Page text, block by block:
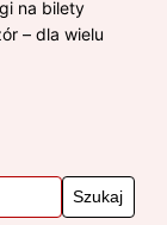
na bilety
– dla wielu